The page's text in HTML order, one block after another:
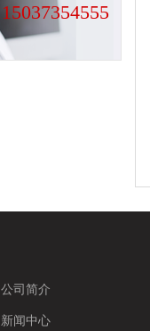
15037354555
公司简介
新闻中心